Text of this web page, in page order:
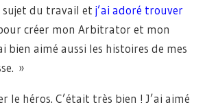
sujet du travail et j’ai adoré trouver
créer mon Arbitrator et mon
bien aimé aussi les histoires de mes
»
le héros. C’était très bien ! J’ai aimé